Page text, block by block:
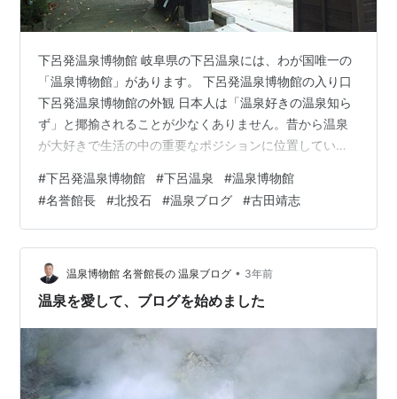
下呂発温泉博物館 岐阜県の下呂温泉には、わが国唯一の
「温泉博物館」があります。 下呂発温泉博物館の入り口
下呂発温泉博物館の外観 日本人は「温泉好きの温泉知ら
ず」と揶揄されることが少なくありません。昔から温泉
が大好きで生活の中の重要なポジションに位置している
「温泉とは何か」といった本質的な理解は出遅れてきた
感があります。 そんな中で、下呂温泉の湯之島にある下
呂温泉株式会社（株式会社といっても温泉権を有したり
共同浴場等を運営している組織）の皆さんの高い志によ
ってつくられたのが、この下呂発温泉博物館です。少し
でも温泉の教育普及に貢献し、確かな温泉文…
#下呂発温泉博物館 #下呂温泉 #温泉博物館
#名誉館長 #北投石 #温泉ブログ #古田靖志
温泉博物館 名誉館長の 温泉ブログ • 3年前
温泉を愛して、ブログを始めました